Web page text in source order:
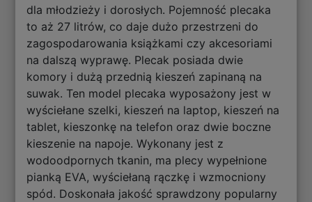
dla młodzieży i dorosłych. Pojemność plecaka
to aż 27 litrów, co daje dużo przestrzeni do
zagospodarowania książkami czy akcesoriami
na dalszą wyprawę. Plecak posiada dwie
komory i dużą przednią kieszeń zapinaną na
suwak. Ten model plecaka wyposażony jest w
wyściełane szelki, kieszeń na laptop, kieszeń na
tablet, kieszonkę na telefon oraz dwie boczne
kieszenie na napoje. Wykonany jest z
wodoodpornych tkanin, ma plecy wypełnione
pianką EVA, wyściełaną rączkę i wzmocniony
spód. Doskonała jakość sprawdzony popularny